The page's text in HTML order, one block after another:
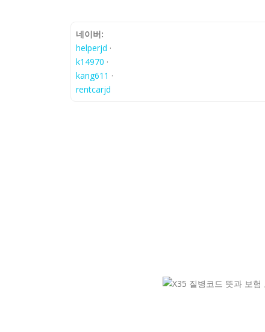
네이버:
helperjd ·
k14970 ·
kang611 ·
rentcarjd